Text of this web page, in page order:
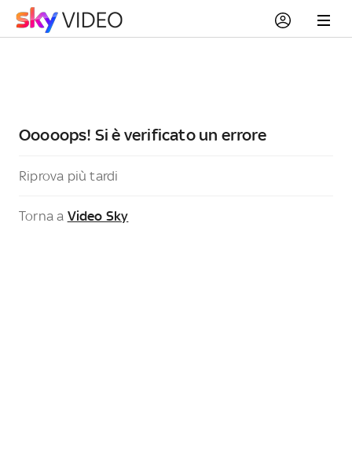
Ooooops! Si è verificato un errore
Riprova più tardi
Torna a Video Sky